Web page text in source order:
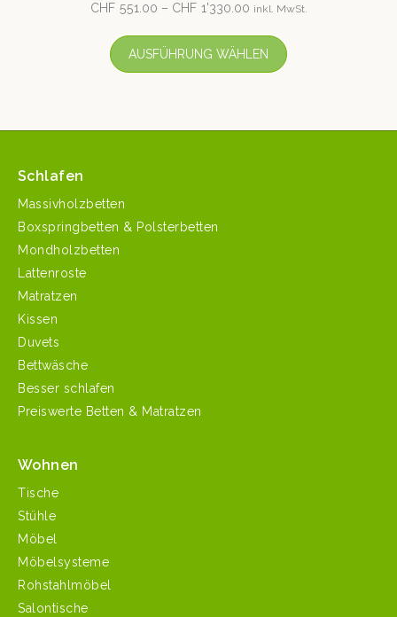
CHF 551.00 – CHF 1'330.00 inkl. MwSt.
AUSFÜHRUNG WÄHLEN
Schlafen
Massivholzbetten
Boxspringbetten & Polsterbetten
Mondholzbetten
Lattenroste
Matratzen
Kissen
Duvets
Bettwäsche
Besser schlafen
Preiswerte Betten & Matratzen
Wohnen
Tische
Stühle
Möbel
Möbelsysteme
Rohstahlmöbel
Salontische